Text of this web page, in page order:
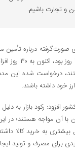
و تجارت باشیم.
درباره تأمین
مدت زمان
درخواست شده این
خود داشته باشند.
رکود بازار به
با آن مواجه هستند؛ در
بیشتری به خرید کالا
برای مصرف و تولید